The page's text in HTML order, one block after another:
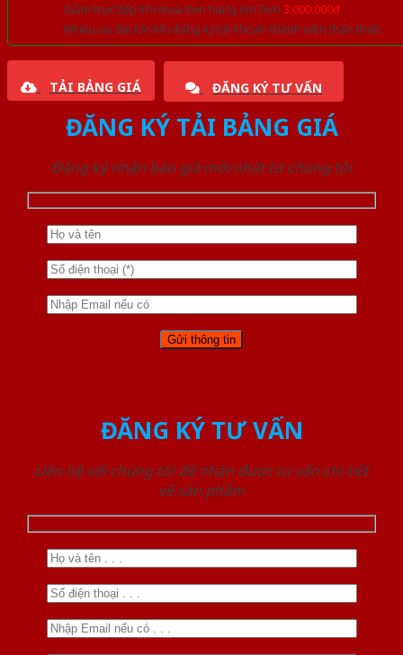
Giảm trực tiếp khi mua đơn hàng lớn hơn 3.000.000đ
Nhiều ưu đãi lớn khi đăng ký tài khoản thành viên thân thiết
TẢI BẢNG GIÁ ĐĂNG KÝ TƯ VẤN
ĐĂNG KÝ TẢI BẢNG GIÁ
Đăng ký nhận báo giá mới nhất từ chúng tôi
ĐĂNG KÝ TƯ VẤN
Liên hệ với chúng tôi để nhận được tư vấn chi tiết
về sản phẩm